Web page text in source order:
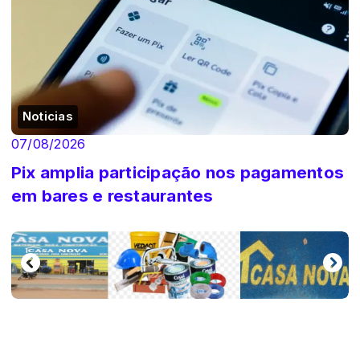
Noticias
07/08/2026
Pix amplia participação nos pagamentos
em bares e restaurantes